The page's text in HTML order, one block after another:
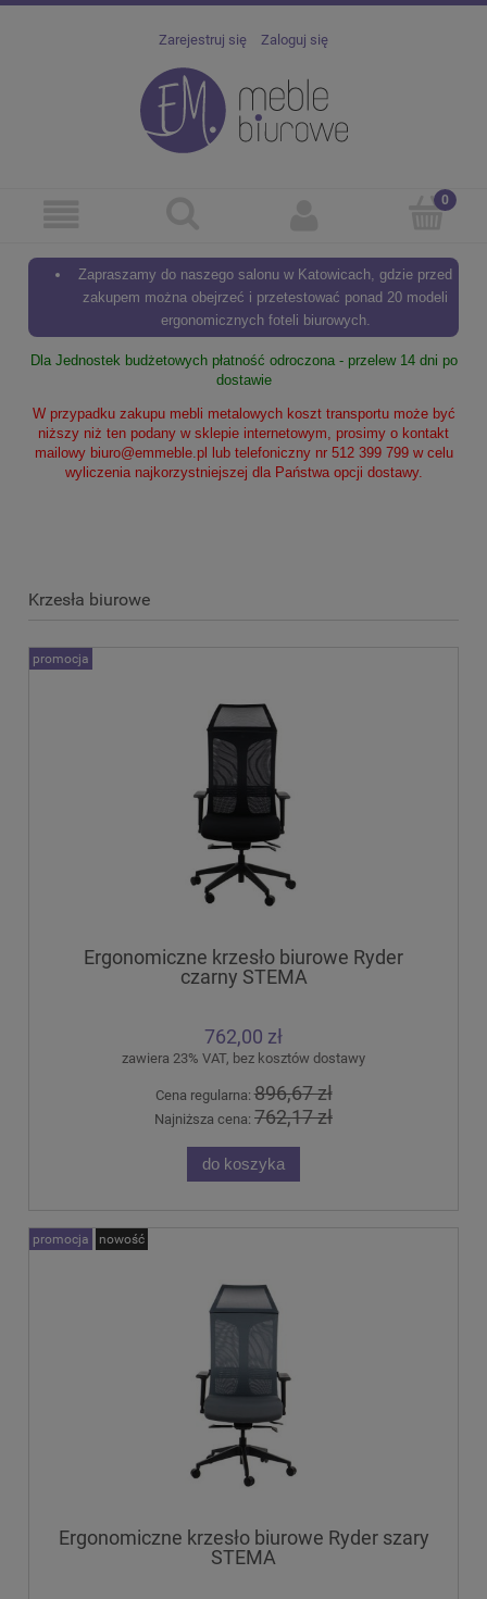
Zarejestruj się Zaloguj się
Zapraszamy do naszego salonu w Katowicach, gdzie przed
zakupem można obejrzeć i przetestować ponad 20 modeli
ergonomicznych foteli biurowych.
Dla Jednostek budżetowych płatność odroczona - przelew 14 dni po
dostawie
W przypadku zakupu mebli metalowych koszt transportu może być
niższy niż ten podany w sklepie internetowym, prosimy o kontakt
mailowy biuro@emmeble.pl
lub telefoniczny nr 512 399 799 w celu
wyliczenia najkorzystniejszej dla Państwa opcji dostawy.
Krzesła biurowe
Ergonomiczne krzesło biurowe Ryder
czarny STEMA
762,00 zł
zawiera 23% VAT, bez kosztów dostawy
Cena regularna:896,67 zł
Najniższa cena: 762,17 zł
do koszyka
promocja
Ergonomiczne krzesło biurowe Ryder szary
STEMA
promocja nowość